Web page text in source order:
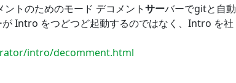
トのためのモード デコメントサーバーでgitと自動
Intro をつどつど起動するのではなく、Intro を社
intro/decomment.html